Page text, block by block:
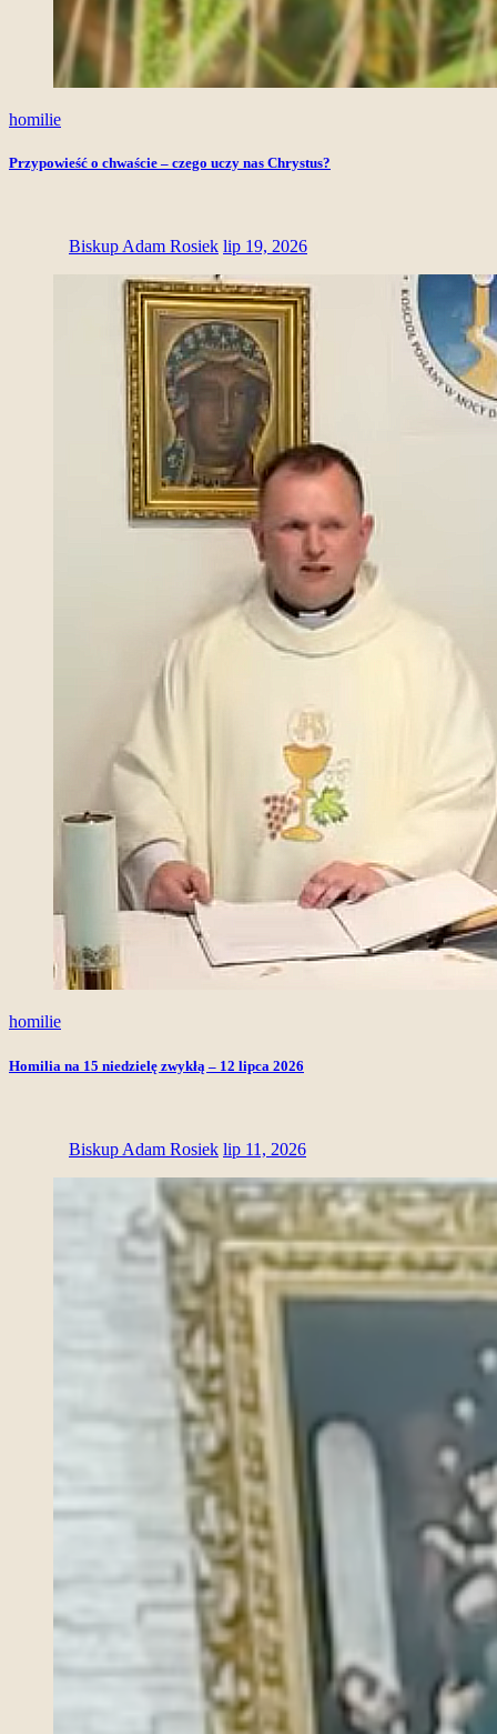
homilie
Przypowieść o chwaście – czego uczy nas Chrystus?
Biskup Adam Rosiek lip 19, 2026
homilie
Homilia na 15 niedzielę zwykłą – 12 lipca 2026
Biskup Adam Rosiek lip 11, 2026